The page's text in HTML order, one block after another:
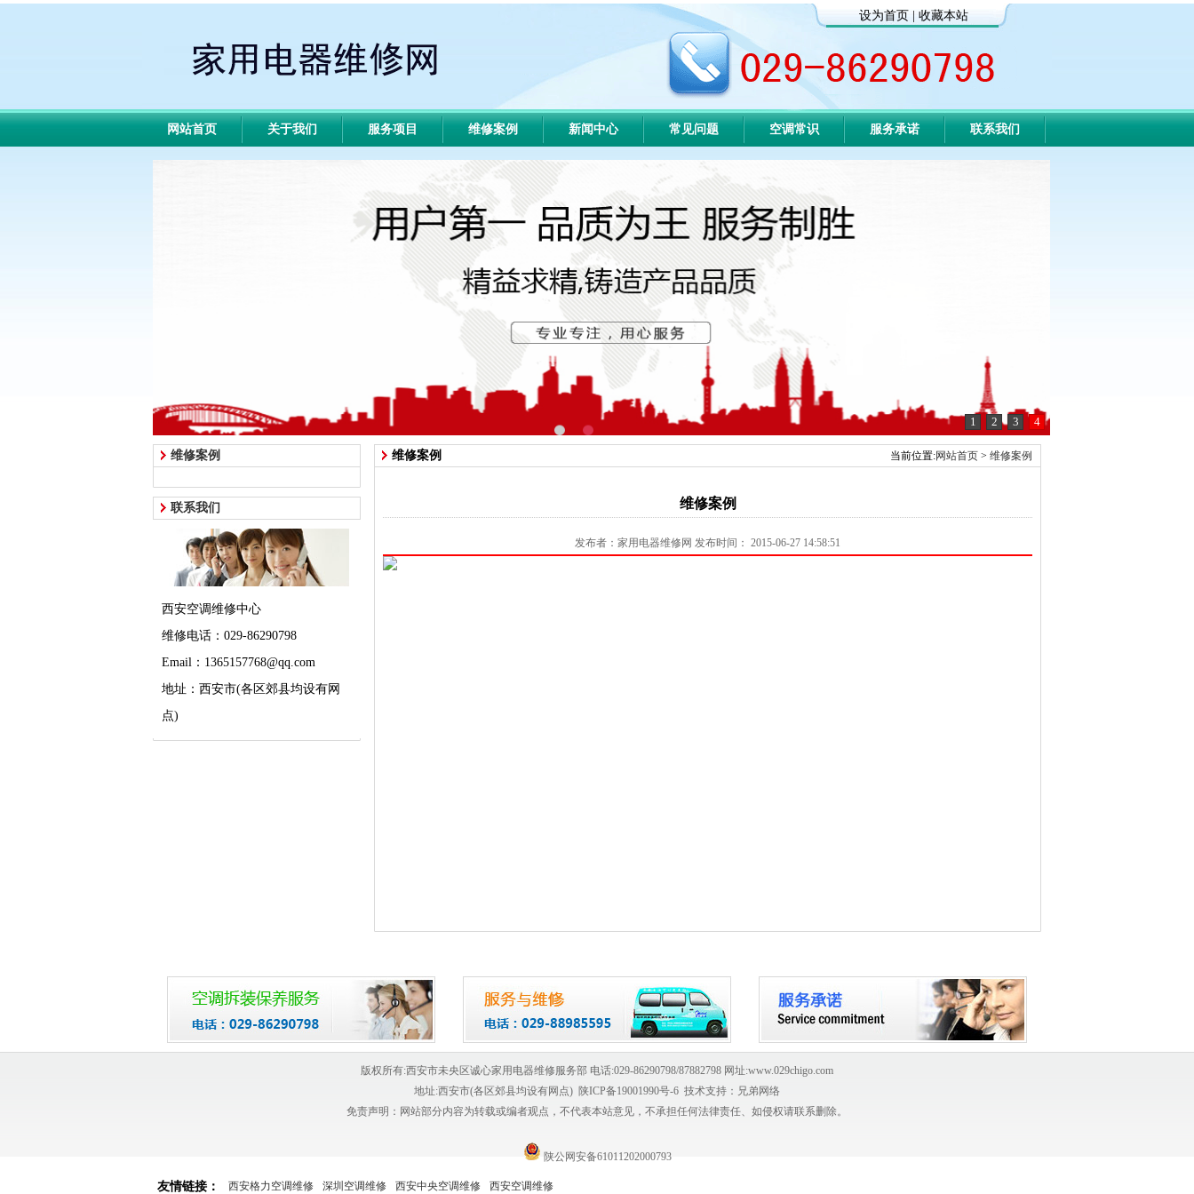
设为首页 收藏本站
网站首页 关于我们 服务项目 维修案例 新闻中心 常见问题 空调常识 服务承诺 联系我们
1 2 3 4
维修案例
联系我们
西安空调维修中心
维修电话：029-86290798
Email：1365157768@qq.com
地址：西安市(各区郊县均设有网
点)
当前位置:网站首页 > 维修案例
维修案例
维修案例
发布者：家用电器维修网 发布时间： 2015-06-27 14:58:51
版权所有:西安市未央区诚心家用电器维修服务部 电话:029-86290798/87882798 网址:www.029chigo.com
地址:西安市(各区郊县均设有网点) 陕ICP备19001990号-6 技术支持： 兄弟网络
免责声明：网站部分内容为转载或编者观点，不代表本站意见，不承担任何法律责任、如侵权请联系删除。
陕公网安备61011202000793
友情链接： 西安格力空调维修 深圳空调维修 西安中央空调维修 西安空调维修